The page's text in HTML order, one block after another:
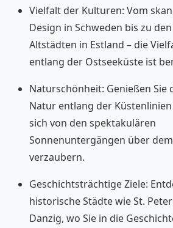
Vielfalt der Kulturen: Vom
Design in Schweden bis zu
Altstädten in Estland – die
entlang der Ostseeküste ist
Naturschönheit: Genießen Sie
Natur entlang der
sich von den spektakulären
Sonnenuntergängen über
verzaubern.
Geschichtsträchtige Ziele:
historische Städte wie St.
Danzig, wo Sie in die